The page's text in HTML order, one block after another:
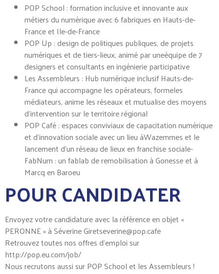
POP School : formation inclusive et innovante aux
métiers du numérique avec 6 fabriques en Hauts-de-
France et Ile-de-France
POP Up : design de politiques publiques, de projets
numériques et de tiers-lieux, animé par uneéquipe de 7
designers et consultants en ingénierie participative
Les Assembleurs : Hub numérique inclusif Hauts-de-
France qui accompagne les opérateurs, formeles
médiateurs, anime les réseaux et mutualise des moyens
d’intervention sur le territoire régional
POP Café : espaces conviviaux de capacitation numérique
et d’innovation sociale avec un lieu àWazemmes et le
lancement d’un réseau de lieux en franchise sociale-
FabNum : un fablab de remobilisation à Gonesse et à
Marcq en Baroeu
POUR CANDIDATER
Envoyez votre candidature avec la référence en objet «
PERONNE » à Séverine Giretseverine@pop.cafe
Retrouvez toutes nos offres d’emploi sur
http://pop.eu.com/job/
Nous recrutons aussi sur POP School et les Assembleurs !